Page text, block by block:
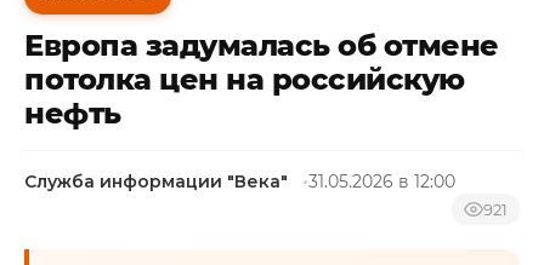
ЭКОНОМИКА
ОБЩЕСТВО
СПОРТ
Европа задумалась об отмене
потолка цен на российскую
нефть
Служба информации "Века" 31.05.2026 в 12:00
921